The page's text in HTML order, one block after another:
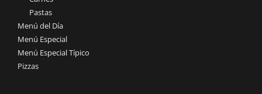
Pastas
Menú del Día
Menú Especial
Menú Especial Típico
Pizzas